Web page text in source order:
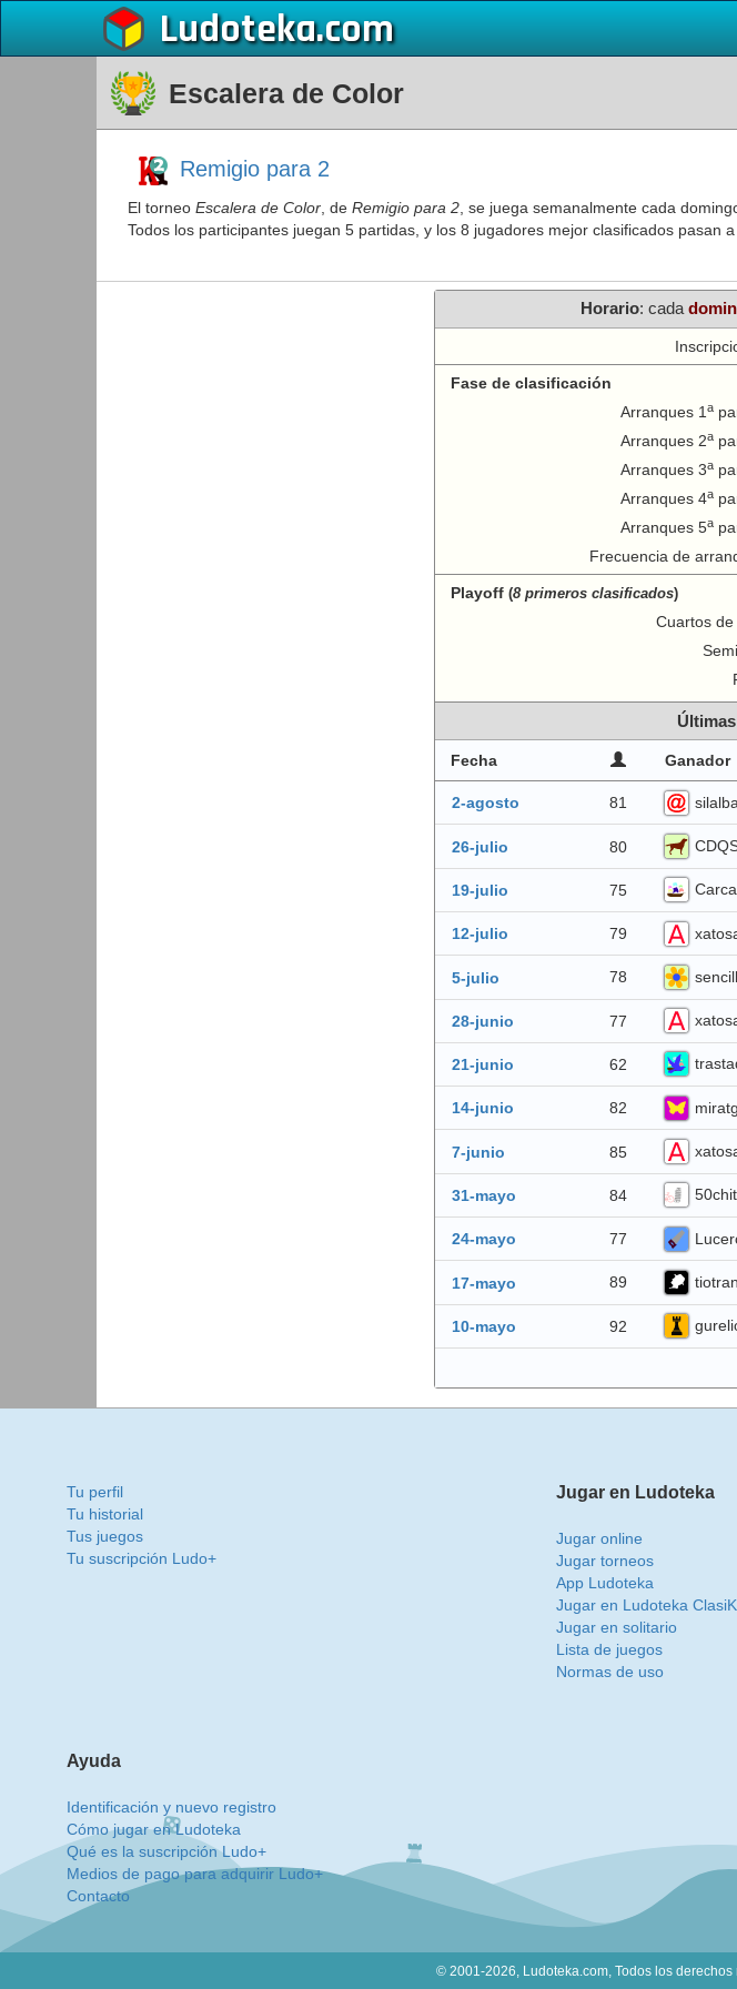
Ludoteka
Escalera de Color
Remigio para 2
El torneo Escalera de Color , de Remigio para 2 , se juega semanalmente cada
Todos los participantes juegan 5 partidas, y los 8 jugadores mejor clasificados pasan
Horario: cada
Fase de clasificación
Arranques 1 a
Arranques 2a
Arranques 3a
Arranques 4a
Arranques 5a
Frecuencia de
Playoff (8 primeros clasificados)
Cuartos de
Fecha Ganador
2-agosto 81
26-julio 80
19-julio 75
12-julio 79
5-julio 78
28-junio 77
21-junio 62
14-junio 82
7-junio 85
31-mayo 84
24-mayo 77
17-mayo 89
10-mayo 92
Tu perfil
Tu historial
Tus juegos
Tu suscripción Ludo+
Jugar en Ludoteka
Jugar online
Jugar torneos
App Ludoteka
Jugar en Ludoteka
Jugar en solitario
Lista de juegos
Normas de uso
Ayuda
Identificación y nuevo registro
Cómo jugar en Ludoteka
Qué es la suscripción Ludo+
Medios de pago para adquirir Ludo+
Contacto
© 2001-2026, Ludoteka.com,Todos los derechos